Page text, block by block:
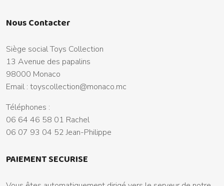
Nous Contacter
Siège social Toys Collection
13 Avenue des papalins
98000 Monaco
Email : toyscollection@monaco.mc
Téléphones :
06 64 46 58 01 Rachel
06 07 93 04 52 Jean-Philippe
PAIEMENT SECURISE